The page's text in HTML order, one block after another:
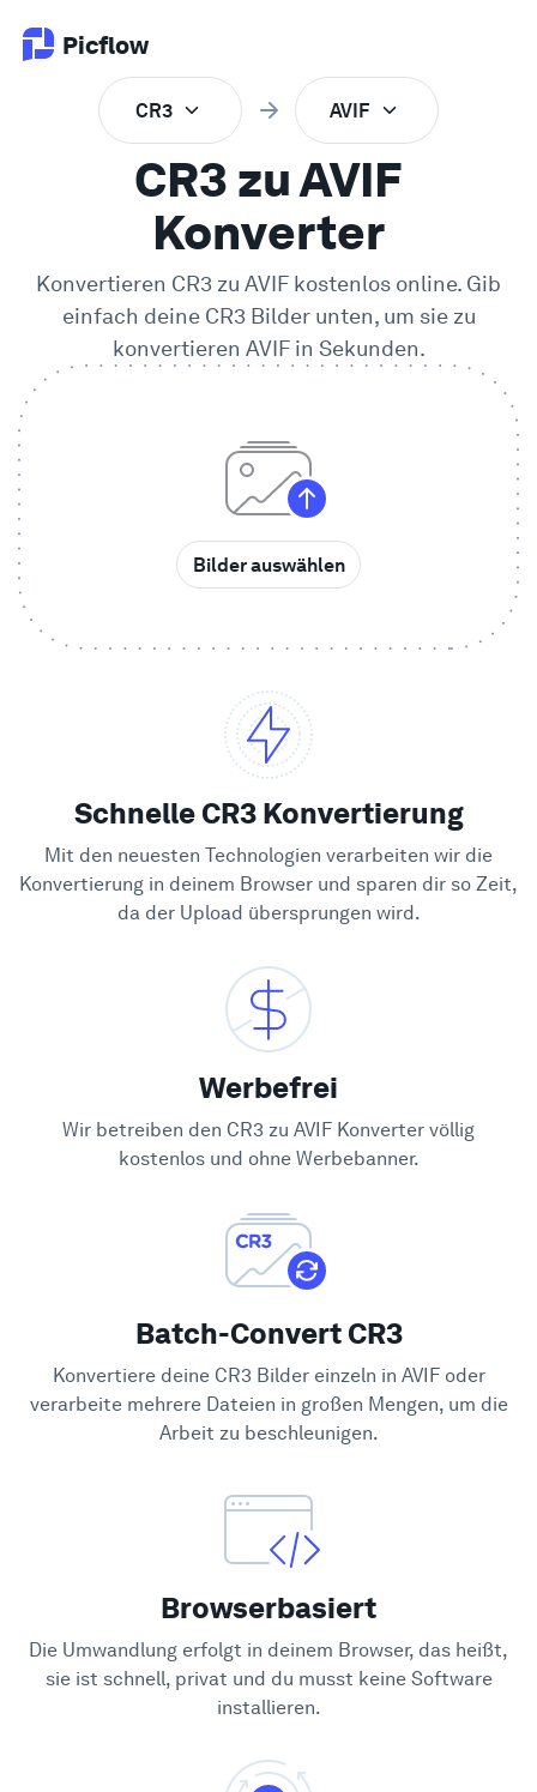
Picflow
Online Proofing
Kundengalerie
DAM Software
Enterprise
Vergleichen
Kundenstimmen
CR3 AVIF
CR3 zu AVIF
Konverter
Konvertieren CR3 zu AVIF kostenlos online. Gib
einfach deine CR3Bilder unten, um sie zu
konvertieren AVIFin Sekunden.
Bilder auswählen
Schnelle CR3 Konvertierung
Mit den neuesten Technologien verarbeiten wir die
Konvertierung in deinem Browser und sparen dir so Zeit,
da der Upload übersprungen wird.
Werbefrei
Wir betreiben den CR3 zu AVIF Konverter völlig
kostenlos und ohne Werbebanner.
Batch-Convert CR3
Konvertiere deine CR3 Bilder einzeln in AVIF oder
verarbeite mehrere Dateien in großen Mengen, um die
Arbeit zu beschleunigen.
Browserbasiert
Die Umwandlung erfolgt in deinem Browser, das heißt,
sie ist schnell, privat und du musst keine Software
installieren.